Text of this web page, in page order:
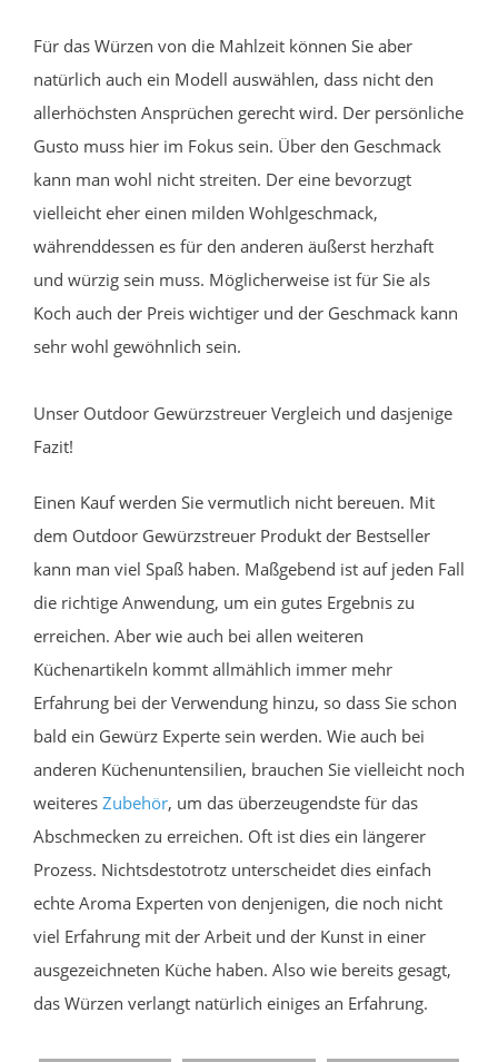
Für das Würzen von die Mahlzeit können Sie aber
natürlich auch ein Modell auswählen, dass nicht den
allerhöchsten Ansprüchen gerecht wird. Der persönliche
Gusto muss hier im Fokus sein. Über den Geschmack
kann man wohl nicht streiten. Der eine bevorzugt
vielleicht eher einen milden Wohlgeschmack,
währenddessen es für den anderen äußerst herzhaft
und würzig sein muss. Möglicherweise ist für Sie als
Koch auch der Preis wichtiger und der Geschmack kann
sehr wohl gewöhnlich sein.
Unser Outdoor Gewürzstreuer Vergleich und dasjenige
Fazit!
Einen Kauf werden Sie vermutlich nicht bereuen. Mit
dem Outdoor Gewürzstreuer Produkt der Bestseller
kann man viel Spaß haben. Maßgebend ist auf jeden Fall
die richtige Anwendung, um ein gutes Ergebnis zu
erreichen. Aber wie auch bei allen weiteren
Küchenartikeln kommt allmählich immer mehr
Erfahrung bei der Verwendung hinzu, so dass Sie schon
bald ein Gewürz Experte sein werden. Wie auch bei
anderen Küchenuntensilien, brauchen Sie vielleicht noch
weiteres Zubehör, um das überzeugendste für das
Abschmecken zu erreichen. Oft ist dies ein längerer
Prozess. Nichtsdestotrotz unterscheidet dies einfach
echte Aroma Experten von denjenigen, die noch nicht
viel Erfahrung mit der Arbeit und der Kunst in einer
ausgezeichneten Küche haben. Also wie bereits gesagt,
das Würzen verlangt natürlich einiges an Erfahrung.